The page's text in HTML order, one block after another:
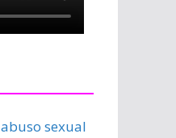
abuso sexual